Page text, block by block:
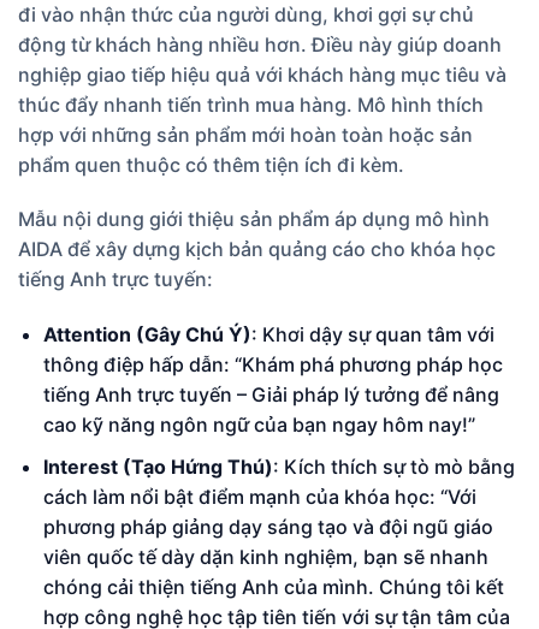
đi vào nhận thức của người dùng, khơi gợi sự chủ
động từ khách hàng nhiều hơn. Điều này giúp doanh
nghiệp giao tiếp hiệu quả với khách hàng mục tiêu và
thúc đẩy nhanh tiến trình mua hàng. Mô hình thích
hợp với những sản phẩm mới hoàn toàn hoặc sản
phẩm quen thuộc có thêm tiện ích đi kèm.
Mẫu nội dung giới thiệu sản phẩm áp dụng mô hình
AIDA để xây dựng kịch bản quảng cáo cho khóa học
tiếng Anh trực tuyến:
Attention (Gây Chú Ý): Khơi dậy sự quan tâm với
thông điệp hấp dẫn: “Khám phá phương pháp học
tiếng Anh trực tuyến – Giải pháp lý tưởng để nâng
cao kỹ năng ngôn ngữ của bạn ngay hôm nay!”
Interest (Tạo Hứng Thú): Kích thích sự tò mò bằng
cách làm nổi bật điểm mạnh của khóa học: “Với
phương pháp giảng dạy sáng tạo và đội ngũ giáo
viên quốc tế dày dặn kinh nghiệm, bạn sẽ nhanh
chóng cải thiện tiếng Anh của mình. Chúng tôi kết
hợp công nghệ học tập tiên tiến với sự tận tâm của